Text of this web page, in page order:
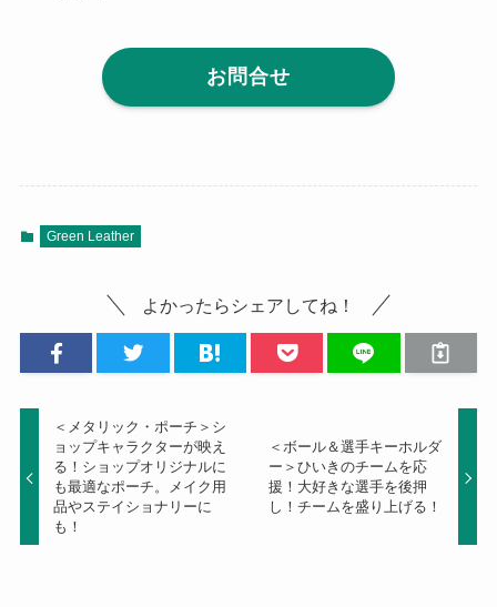
お問合せ
Green Leather
よかったらシェアしてね！
＜メタリック・ポーチ＞シ
ョップキャラクターが映え
る！ショップオリジナルに
も最適なポーチ。メイク用
品やステイショナリーに
も！
＜ボール＆選手キーホルダ
ー＞ひいきのチームを応
援！大好きな選手を後押
し！チームを盛り上げる！